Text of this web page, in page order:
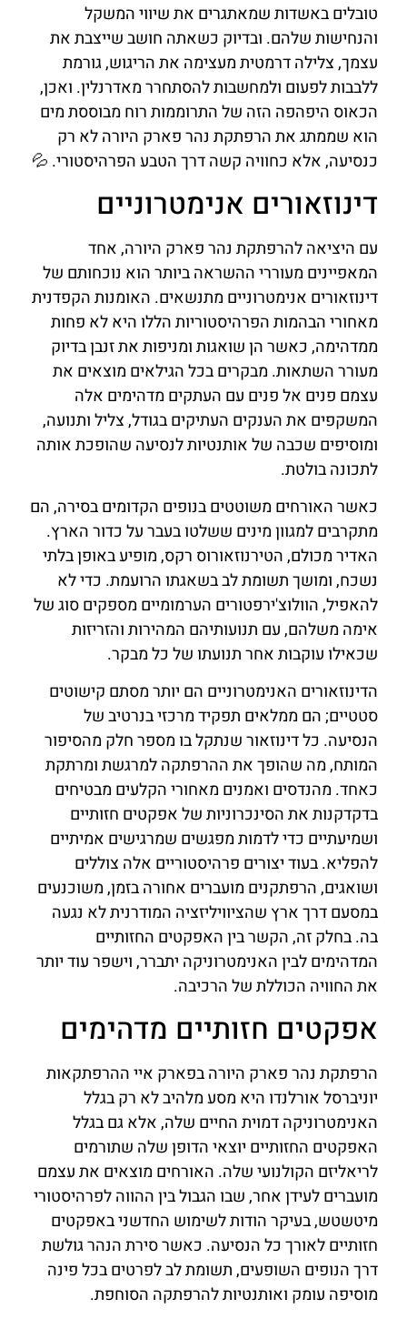
טובלים באשדות שמאתגרים את שיווי המשקל
והנחישות שלהם. ובדיוק כשאתה חושב שייצבת את
עצמך, צלילה דרמטית מעצימה את הריגוש, גורמת
ללבבות לפעום ולמחשבות להסתחרר מאדרנלין. ואכן,
הכאוס היפהפה הזה של התרוממות רוח מבוססת מים
הוא שממתג את הרפתקת נהר פארק היורה לא רק
כנסיעה, אלא כחוויה קשה דרך הטבע הפרהיסטורי. 💦
דינוזאורים אנימטרוניים
עם היציאה להרפתקת נהר פארק היורה, אחד
המאפיינים מעוררי ההשראה ביותר הוא נוכחותם של
דינוזאורים אנימטרוניים מתנשאים. האומנות הקפדנית
מאחורי הבהמות הפרהיסטוריות הללו היא לא פחות
ממדהימה, כאשר הן שואגות ומניפות את זנבן בדיוק
מעורר השתאות. מבקרים בכל הגילאים מוצאים את
עצמם פנים אל פנים עם העתקים מדהימים אלה
המשקפים את הענקים העתיקים בגודל, צליל ותנועה,
ומוסיפים שכבה של אותנטיות לנסיעה שהופכת אותה
לתכונה בולטת.
כאשר האורחים משוטטים בנופים הקדומים בסירה, הם
מתקרבים למגוון מינים ששלטו בעבר על כדור הארץ.
האדיר מכולם, הטירנוזאורוס רקס, מופיע באופן בלתי
נשכח, ומושך תשומת לב בשאגתו הרועמת. כדי לא
להאפיל, הוולוצ'ירפטורים הערמומיים מספקים סוג של
אימה משלהם, עם תנועותיהם המהירות והזריזות
שכאילו עוקבות אחר תנועתו של כל מבקר.
הדינוזאורים האנימטרוניים הם יותר מסתם קישוטים
סטטיים; הם ממלאים תפקיד מרכזי בנרטיב של
הנסיעה. כל דינוזאור שנתקל בו מספר חלק מהסיפור
המותח, מה שהופך את ההרפתקה למרגשת ומרתקת
כאחד. מהנדסים ואמנים מאחורי הקלעים מבטיחים
בדקדקנות את הסינכרוניות של אפקטים חזותיים
ושמיעתיים כדי לדמות מפגשים שמרגישים אמיתיים
להפליא. בעוד יצורים פרהיסטוריים אלה צוללים
ושואגים, הרפתקנים מועברים אחורה בזמן, משוכנעים
במסעם דרך ארץ שהציוויליזציה המודרנית לא נגעה
בה. בחלק זה, הקשר בין האפקטים החזותיים
המדהימים לבין האנימטרוניקה יתברר, וישפר עוד יותר
את החוויה הכוללת של הרכיבה.
אפקטים חזותיים מדהימים
הרפתקת נהר פארק היורה בפארק איי ההרפתקאות
יוניברסל אורלנדו היא מסע מלהיב לא רק בגלל
האנימטרוניקה דמוית החיים שלה, אלא גם בגלל
האפקטים החזותיים יוצאי הדופן שלה שתורמים
לריאליזם הקולנועי שלה. האורחים מוצאים את עצמם
מועברים לעידן אחר, שבו הגבול בין ההווה לפרהיסטורי
מיטשטש, בעיקר הודות לשימוש החדשני באפקטים
חזותיים לאורך כל הנסיעה. כאשר סירת הנהר גולשת
דרך הנופים השופעים, תשומת לב לפרטים בכל פינה
מוסיפה עומק ואותנטיות להרפתקה הסוחפת.